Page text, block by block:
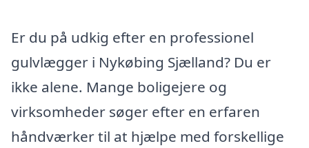
Er du på udkig efter en professionel
gulvlægger i Nykøbing Sjælland? Du er
ikke alene. Mange boligejere og
virksomheder søger efter en erfaren
håndværker til at hjælpe med forskellige